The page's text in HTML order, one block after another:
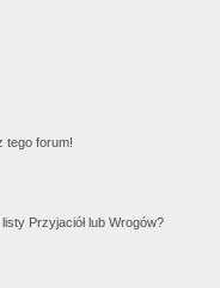
tego forum!
Przyjaciół lub Wrogów?